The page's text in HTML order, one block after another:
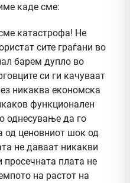
каде сме:
катастрофа! Не
сите граѓани во
барем дупло во
си ги качуваат
никаква економска
функционален
однесување да го
од ценовниот шок од
не даваат никакви
плата не
на растот на